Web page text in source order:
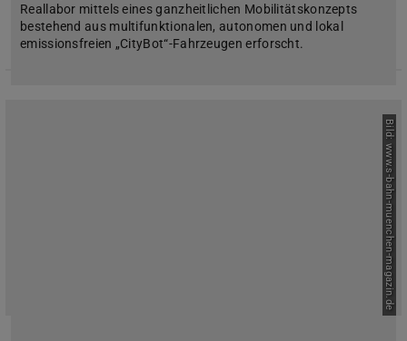
Reallabor mittels eines ganzheitlichen Mobilitätskonzepts
bestehend aus multifunktionalen, autonomen und lokal
emissionsfreien „CityBot“-Fahrzeugen erforscht.
Bild: www.s-bahn-muenchen-magazin.de